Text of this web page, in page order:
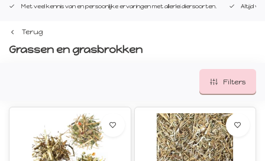
Met veel kennis van en persoonlijke ervaringen met allerlei diersoorten. Altijd
Terug
Grassen en grasbrokken
Filters